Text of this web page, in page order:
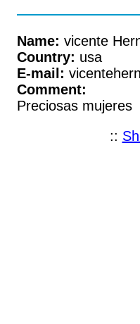
Name: vicente
Country: usa
E-mail:
Comment:
Preciosas mujeres
::